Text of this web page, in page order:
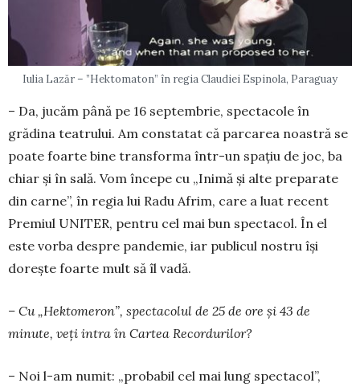
Iulia Lazăr – ”Hektomaton” în regia Claudiei Espinola, Paraguay
– Da, jucăm până pe 16 septembrie, spec­tacole în
grădina teatrului. Am cons­tatat că parcarea noastră se
poate foarte bine transforma într-un spațiu de joc, ba
chiar și în sală. Vom începe cu „Inimă și alte pre­parate
din carne”, în regia lui Radu Afrim, care a luat recent
Premiul UNITER, pentru cel mai bun spectacol. În el
este vorba des­pre pan­demie, iar publicul nostru își
dorește foarte mult să îl vadă.
– Cu „Hektomeron”, spec­tacolul de 25 de ore și 43 de
minute, veți intra în Cartea Recordu­rilor?
– Noi l-am numit: „probabil cel mai lung spec­tacol”,